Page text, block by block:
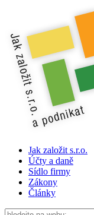
Jak založit s.r.o.
Účty a daně
Sídlo firmy
Zákony
Články